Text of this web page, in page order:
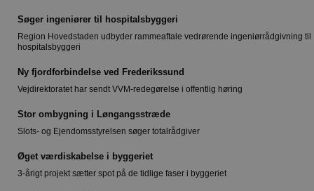
Søger ingeniører til hospitalsbyggeri
Region Hovedstaden udbyder rammeaftale vedrørende ingeniørrådgivning til
hospitalsbyggeri
Ny fjordforbindelse ved Frederikssund
Vejdirektoratet har sendt VVM-redegørelse i offentlig høring
Stor ombygning i Løngangsstræde
Slots- og Ejendomsstyrelsen søger totalrådgiver
Øget værdiskabelse i byggeriet
3-årigt projekt sætter spot på de tidlige faser i byggeriet